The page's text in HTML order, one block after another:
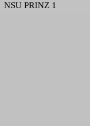
NSU PRINZ 1